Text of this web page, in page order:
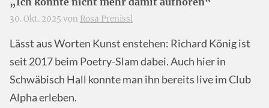
30. Okt. 2025 von Rosa Prenissl
Lässt aus Worten Kunst enstehen: Richard König ist
seit 2017 beim Poetry-Slam dabei. Auch hier in
Schwäbisch Hall konnte man ihn bereits live im Club
Alpha erleben.